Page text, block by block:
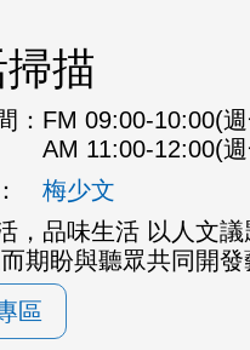
描
： FM 09:00-10:00(
AM 11:00-12:00(
梅少文
，品味生活 以人文
期盼與聽眾共同開
區